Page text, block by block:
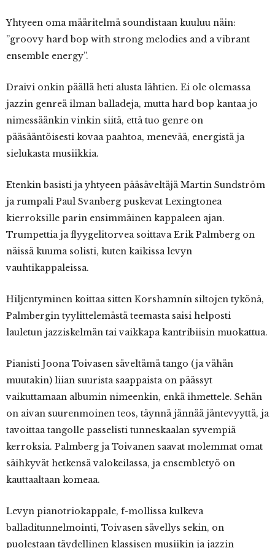
Yhtyeen oma määritelmä soundistaan kuuluu näin:
”groovy hard bop with strong melodies and a vibrant
ensemble energy”.
Draivi onkin päällä heti alusta lähtien. Ei ole olemassa
jazzin genreä ilman balladeja, mutta hard bop kantaa jo
nimessäänkin vinkin siitä, että tuo genre on
pääsääntöisesti kovaa paahtoa, menevää, energistä ja
sielukasta musiikkia.
Etenkin basisti ja yhtyeen pääsäveltäjä Martin Sundström
ja rumpali Paul Svanberg puskevat Lexingtonea
kierroksille parin ensimmäinen kappaleen ajan.
Trumpettia ja flyygelitorvea soittava Erik Palmberg on
näissä kuuma solisti, kuten kaikissa levyn
vauhtikappaleissa.
Hiljentyminen koittaa sitten Korshamnín siltojen tykönä,
Palmbergin tyylittelemästä teemasta saisi helposti
lauletun jazziskelmän tai vaikkapa kantribiisin muokattua.
Pianisti Joona Toivasen säveltämä tango (ja vähän
muutakin) liian suurista saappaista on päässyt
vaikuttamaan albumin nimeenkin, enkä ihmettele. Sehän
on aivan suurenmoinen teos, täynnä jännää jäntevyyttä, ja
tavoittaa tangolle passelisti tunneskaalan syvempiä
kerroksia. Palmberg ja Toivanen saavat molemmat omat
säihkyvät hetkensä valokeilassa, ja ensembletyö on
kauttaaltaan komeaa.
Levyn pianotriokappale, f-mollissa kulkeva
balladitunnelmointi, Toivasen sävellys sekin, on
puolestaan täydellinen klassisen musiikin ja jazzin